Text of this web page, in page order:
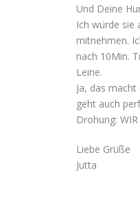
Und Deine
Ich würde sie
mitnehmen.
nach 10Min.
Leine.
Ja, das
geht auch
Drohung:
Liebe Grüße
Jutta